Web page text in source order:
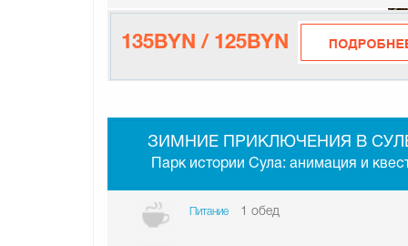
135BYN / 125BYN
ЗИМНИЕ ПРИКЛЮЧЕНИЯ В
Парк истории Сула: анимация и
Питание 1 обед